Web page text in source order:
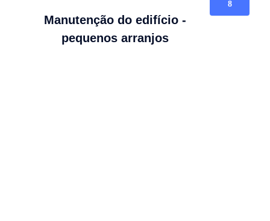
Manutenção do edifício -
pequenos arranjos